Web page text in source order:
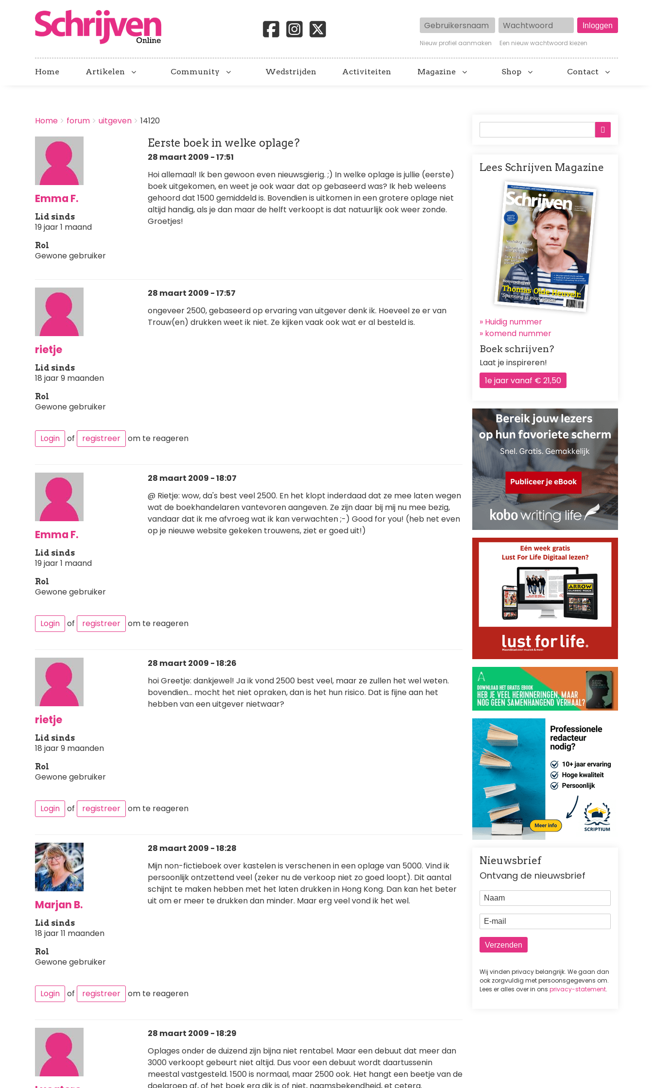
Gebruikersnaam Wachtwoord
Nieuw profiel aanmaken Een nieuw wachtwoord kiezen
Home Artikelen Community Wedstrijden Activiteiten Magazine Shop Contact
BREADCRUMBS
You
here:
Home forum uitgeven 14120
Emma F.
Lid sinds
19 jaar 1 maand
Rol
Gewone gebruiker
Eerste boek in welke oplage?
28 maart 2009 - 17:51
Hoi allemaal! Ik ben gewoon even nieuwsgierig. ;) In welke oplage is jullie (eerste)
boek uitgekomen, en weet je ook waar dat op gebaseerd was? Ik heb weleens
gehoord dat 1500 gemiddeld is. Bovendien is uitkomen in een grotere oplage niet
altijd handig, als je dan maar de helft verkoopt is dat natuurlijk ook weer zonde.
Groetjes!
rietje
Lid sinds
18 jaar 9 maanden
Rol
Gewone gebruiker
28 maart 2009 - 17:57
ongeveer 2500, gebaseerd op ervaring van uitgever denk ik. Hoeveel ze er van
Trouw(en) drukken weet ik niet. Ze kijken vaak ook wat er al besteld is.
Login of registreer om te reageren
Emma F.
Lid sinds
19 jaar 1 maand
Rol
Gewone gebruiker
28 maart 2009 - 18:07
@ Rietje: wow, da's best veel 2500. En het klopt inderdaad dat ze mee laten wegen
wat de boekhandelaren vantevoren aangeven. Ze zijn daar bij mij nu mee bezig,
vandaar dat ik me afvroeg wat ik kan verwachten ;-) Good for you! (heb net even
op je nieuwe website gekeken trouwens, ziet er goed uit!)
Login of registreer om te reageren
rietje
Lid sinds
18 jaar 9 maanden
Rol
Gewone gebruiker
28 maart 2009 - 18:26
hoi Greetje: dankjewel! Ja ik vond 2500 best veel, maar ze zullen het wel weten.
bovendien... mocht het niet opraken, dan is het hun risico. Dat is fijne aan het
hebben van een uitgever nietwaar?
Login of registreer om te reageren
Marjan B.
Lid sinds
18 jaar 11 maanden
Rol
Gewone gebruiker
28 maart 2009 - 18:28
Mijn non-fictieboek over kastelen is verschenen in een oplage van 5000. Vind ik
persoonlijk ontzettend veel (zeker nu de verkoop niet zo goed loopt). Dit aantal
schijnt te maken hebben met het laten drukken in Hong Kong. Dan kan het beter
uit om er meer te drukken dan minder. Maar erg veel vond ik het wel.
Login of registreer om te reageren
28 maart 2009 - 18:29
Oplages onder de duizend zijn bijna niet rentabel. Maar een debuut dat meer dan
3000 verkoopt gebeurt niet altijd. Dus voor een debuut wordt daartussenin
meestal vastgesteld. 1500 is normaal, maar 2500 ook. Het hangt een beetje van de
Lees Schrijven Magazine
Afbeelding
» Huidig nummer
» komend nummer
Boek schrijven?
Laat je inspireren!
1e jaar vanaf € 21,50
Nieuwsbrief
Ontvang de nieuwsbrief
Naam
E-mail
Wij vinden privacy belangrijk. We gaan dan
ook zorgvuldig met persoonsgegevens om.
Lees er alles over in ons privacy-statement.